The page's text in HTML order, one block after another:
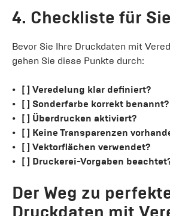
4. Checkliste für
Bevor Sie Ihre Druckdaten mit
gehen Sie diese Punkte durch:
[ ] Veredelung klar definiert?
[ ] Sonderfarbe korrekt benannt?
[ ] Überdrucken aktiviert?
[ ] Keine Transparenzen
[ ] Vektorflächen verwendet?
[ ] Druckerei-Vorgaben
Der Weg zu